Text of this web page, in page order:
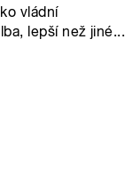
vládní
lepší než jiné...